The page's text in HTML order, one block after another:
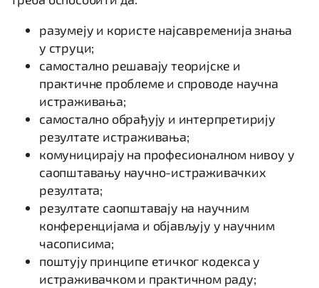
разумеју и користе најсавременија знања
у струци;
самостално решавају теоријске и
практичне проблеме и спроводе научна
истраживања;
самостално обрађују и интерпретирију
резултате истраживања;
комуницирају на професионалном нивоу у
саопштавању научно-истраживачких
резултата;
резултате саопштавају на научним
конференцијама и објављују у научним
часописима;
поштују принципе етичког кодекса у
истраживачком и практичном раду;